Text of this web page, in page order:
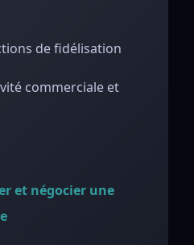
de fidélisation
commerciale et
et négocier une